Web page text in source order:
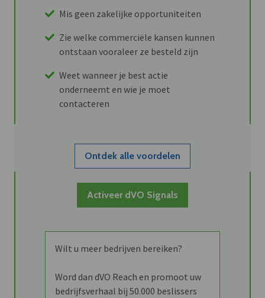
Mis geen zakelijke opportuniteiten
Zie welke commerciële kansen kunnen
ontstaan vooraleer ze besteld zijn
Weet wanneer je best actie
onderneemt en wie je moet
contacteren
Ontdek alle voordelen
Activeer dVO Signals
Wilt u meer bedrijven bereiken?
Word dan dVO Reach en promoot uw
bedrijfsverhaal bij 50.000 beslissers